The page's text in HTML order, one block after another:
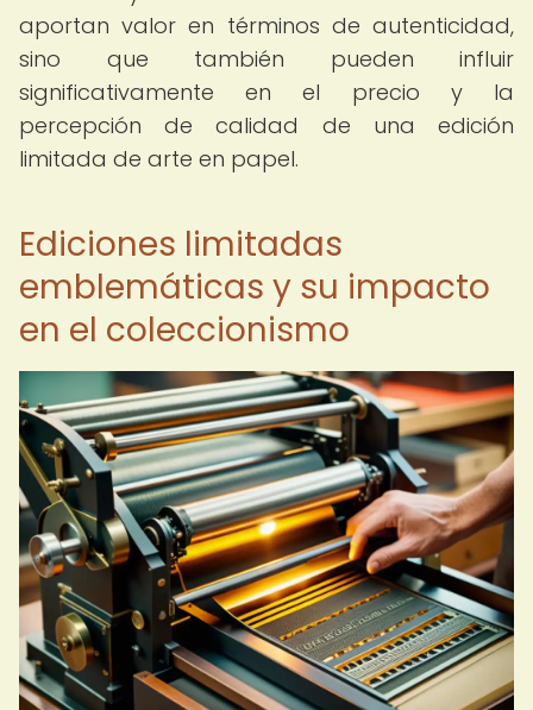
aportan valor en términos de autenticidad,
sino que también pueden influir
significativamente en el precio y la
percepción de calidad de una edición
limitada de arte en papel.
Ediciones limitadas
emblemáticas y su impacto
en el coleccionismo